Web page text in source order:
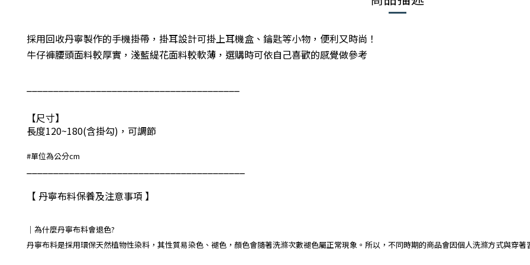
採用回收丹寧製作的手機掛帶，掛耳設計可掛上耳機盒、鑰匙等小物，便利又時尚！
牛仔褲腰頭面料較厚實，淺藍緹花面料較軟薄，選購時可依自己喜歡的感覺做參考
【尺寸】
長度120~180(含掛勾)，可調節
#單位為公分cm
【 丹寧布料保養及注意事項 】
｜ 為什麼丹寧布料會退色?
丹寧布料是採用環保天然植物性染料，其性質易染色、褪色，顏色會隨著洗滌次數褪色屬正常現象。所以，不同時期的商品會因個人洗滌方式與穿著